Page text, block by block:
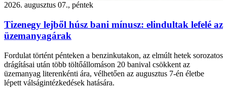
2026. augusztus 07., péntek
Tizenegy lejből húsz bani mínusz: elindultak lefelé az
üzemanyagárak
Fordulat történt pénteken a benzinkutakon, az elmúlt hetek sorozatos
drágításai után több töltőállomáson 20 banival csökkent az
üzemanyag literenkénti ára, vélhetően az augusztus 7-én életbe
lépett válságintézkedések hatására.